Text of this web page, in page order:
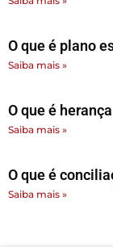
O que é plano
Saiba mais »
O que é
Saiba mais »
O que é
Saiba mais »